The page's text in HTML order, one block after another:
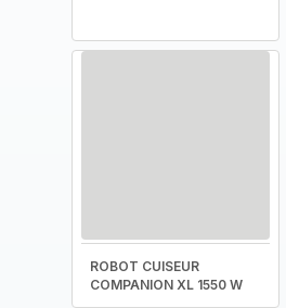
ROBOT CUISEUR
COMPANION XL 1550 W